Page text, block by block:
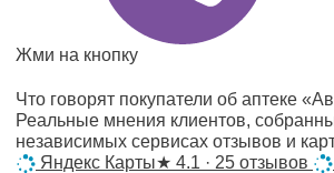
Жми на кнопку
Что говорят покупатели об аптеке
Реальные мнения клиентов,
независимых сервисах отзывов и
Яндекс Карты★ 4.1 · 25 отзывов